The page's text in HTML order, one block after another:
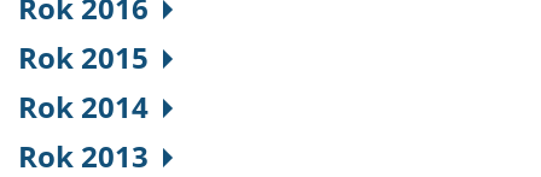
Rok 2015
Rok 2014
Rok 2013